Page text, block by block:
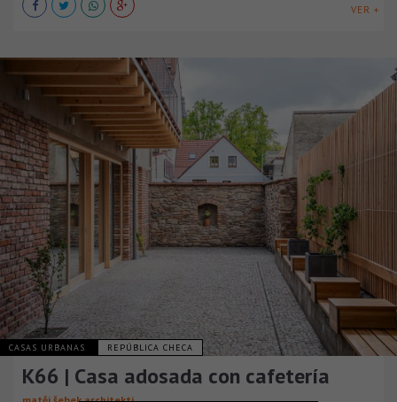
VER +
CASAS URBANAS REPÚBLICA CHECA
K66 | Casa adosada con cafetería